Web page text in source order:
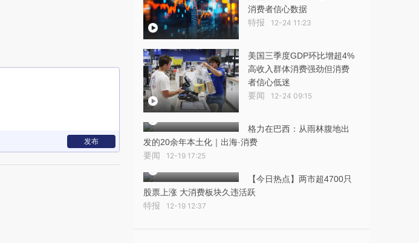
发布
消费者信心数据
特报 12-24 11:23
美国三季度GDP环比增超4%
高收入群体消费强劲但消费
者信心低迷
要闻 12-24 09:15
格力在巴西：从雨林腹地出
发的20余年本土化｜出海·消费
要闻 12-19 17:25
【今日热点】两市超4700只
股票上涨 大消费板块久违活跃
特报 12-19 12:37